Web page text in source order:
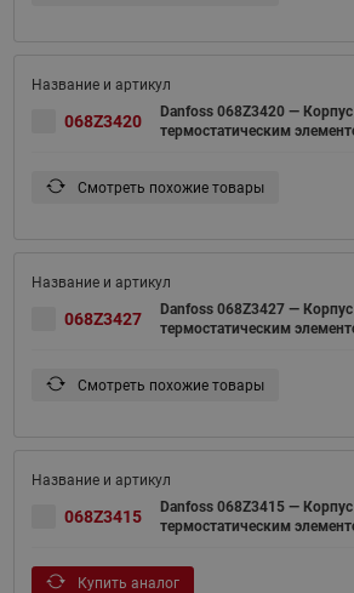
068Z3420
Danfoss 068Z3420 — Корпус
термостатическим
Смотреть похожие товары
068Z3427
Danfoss 068Z3427 — Корпус
термостатическим
Смотреть похожие товары
068Z3415
Danfoss 068Z3415 — Корпус
термостатическим
Купить аналог